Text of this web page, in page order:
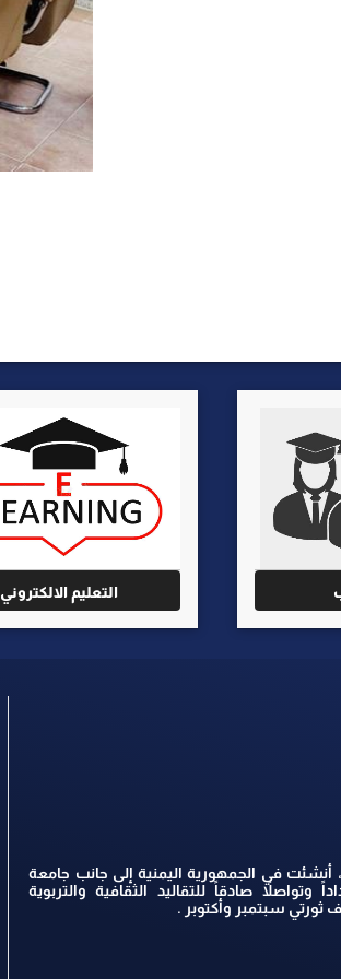
التعليم الالكتروني
في الجمهورية اليمنية إلى جانب جامعة
وتواصلاً صادقاً للتقاليد الثقافية والتربوية
ثورتي سبتمبر وأكتوبر .